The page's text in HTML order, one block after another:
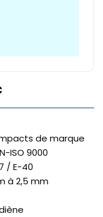
de marque
ISO 9000
/ E-40
à 2,5 mm